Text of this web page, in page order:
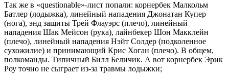
Так же в «questionable»-лист попали: корнербек Малкольм
Батлер (лодыжка), линейный нападения Джонатан Купер
(нога), энд защиты Трей Флауэрс (плечо), линейный
нападения Шак Мейсон (рука), лайнбекер Шон Макклейн
(плечо), линейный нападения Нэйт Солдер (подколенное
сухожилие) и принимающий Крис Хоган (плечо). В общем,
полкоманды. Типичный Билл Беличик. А вот корнербек Эрик
Роу точно не сыграет из-за травмы лодыжки;